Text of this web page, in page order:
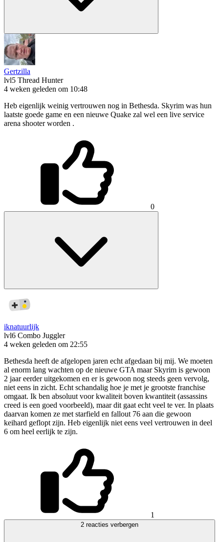
Gertzilla
lvl5 Thread Hunter
4 weken geleden om 10:48
Heb eigenlijk weinig vertrouwen nog in Bethesda. Skyrim was hun
laatste goede game en een nieuwe Quake zal wel een live service
arena shooter worden .
0
iknatuurlijk
lvl6 Combo Juggler
4 weken geleden om 22:55
Bethesda heeft de afgelopen jaren echt afgedaan bij mij. We moeten
al enorm lang wachten op de nieuwe GTA maar Skyrim is gewoon
2 jaar eerder uitgekomen en er is gewoon nog steeds geen vervolg,
niet eens in zicht. Echt schandalig hoe je met je grootste franchise
omgaat. Ik ben absoluut voor kwaliteit boven kwantiteit (assassins
creed is een goed voorbeeld), maar dit gaat echt veel te ver. In plaats
daarvan komen ze met starfield en fallout 76 aan die gewoon
keihard geflopt zijn. Heb eigenlijk niet eens veel vertrouwen in deel
6 om heel eerlijk te zijn.
1
2 reacties verbergen